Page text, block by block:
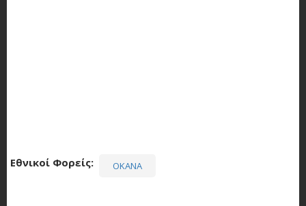
Εθνικοί Φορείς ΟΚΑΝΑ